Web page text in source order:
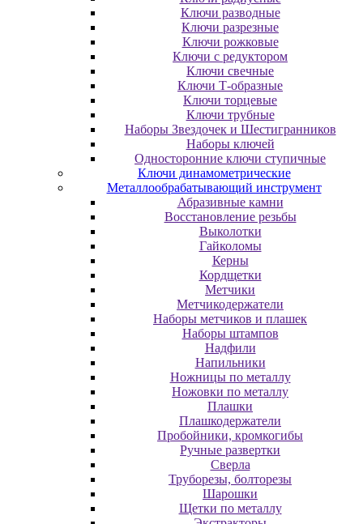
Ключи разводные
Ключи разрезные
Ключи рожковые
Ключи с редуктором
Ключи свечные
Ключи Т-образные
Ключи торцевые
Ключи трубные
Наборы Звездочек и Шестигранников
Наборы ключей
Односторонние ключи ступичные
Ключи динамометрические
Металлообрабатывающий инструмент
Абразивные камни
Восстановление резьбы
Выколотки
Гайколомы
Керны
Кордщетки
Метчики
Метчикодержатели
Наборы метчиков и плашек
Наборы штампов
Надфили
Напильники
Ножницы по металлу
Ножовки по металлу
Плашки
Плашкодержатели
Пробойники, кромкогибы
Ручные развертки
Сверла
Труборезы, болторезы
Шарошки
Щетки по металлу